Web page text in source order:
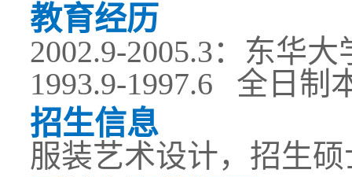
教育经历
2002.9-2005.3：东华
1993.9-1997.6 全日制
招生信息
服装艺术设计，招生